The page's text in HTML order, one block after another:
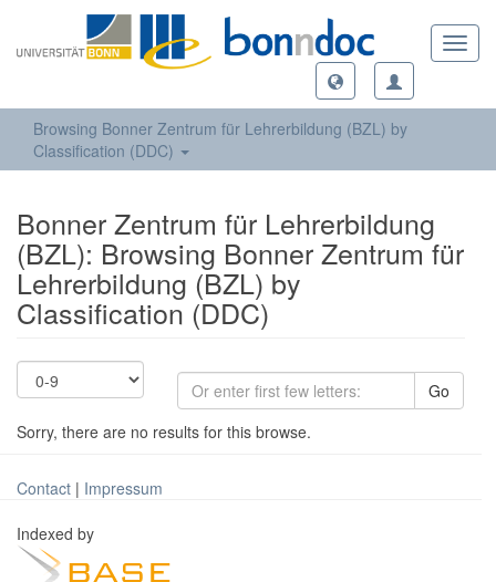
Browsing Bonner Zentrum für Lehrerbildung (BZL) by
Classification (DDC)
Bonner Zentrum für Lehrerbildung
(BZL): Browsing Bonner Zentrum für
Lehrerbildung (BZL) by
Classification (DDC)
Go
Sorry, there are no results for this browse.
Contact | Impressum
Indexed by